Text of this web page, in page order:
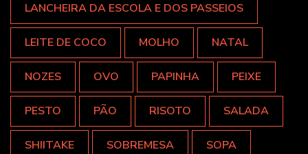
LANCHEIRA DA ESCOLA E DOS PASSEIOS
LEITE DE COCO MOLHO NATAL
NOZES OVO PAPINHA PEIXE
PESTO PÃO RISOTO SALADA
SHIITAKE SOBREMESA SOPA